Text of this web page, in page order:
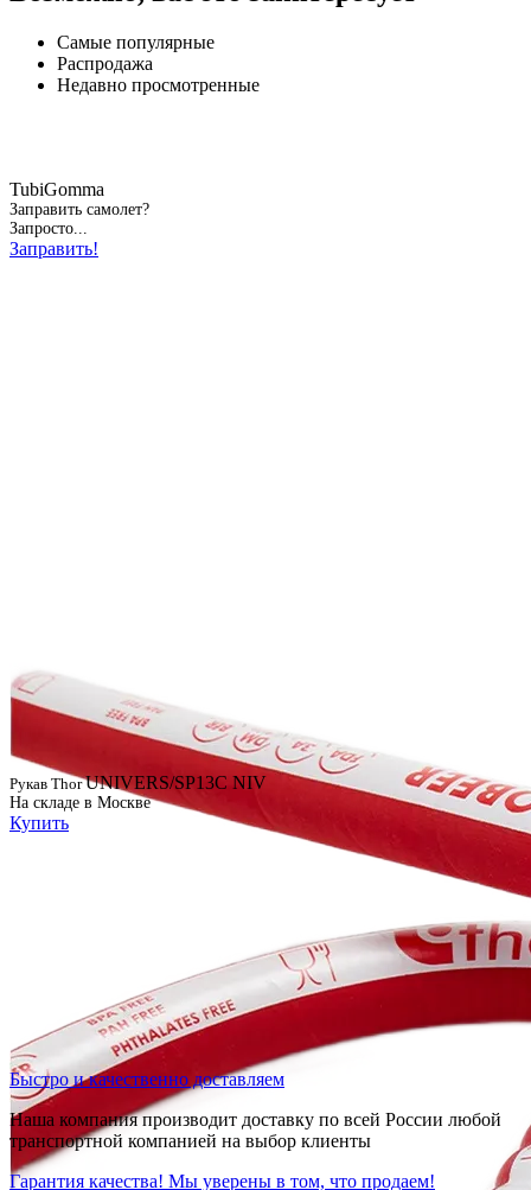
Самые популярные
Распродажа
Недавно просмотренные
TubiGomma
Заправить самолет?
Запросто...
Заправить!
Рукав ThorUNIVERS/SP13C NIV
На складе в Москве
Купить
Быстро и качественно доставляем
Наша компания производит доставку по всей России любой
транспортной компанией на выбор клиенты
Гарантия качества! Мы уверены в том, что продаем!